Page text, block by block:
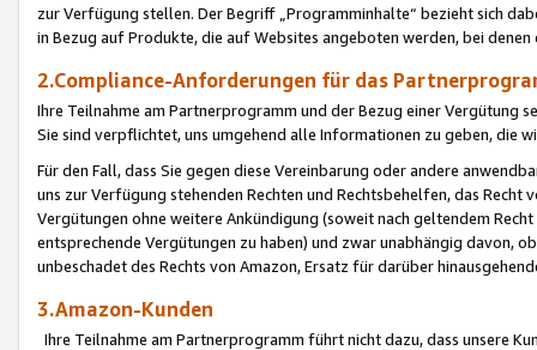
zur Verfügung stellen. Der Begriff „Programminhalte“ bezieht sich
in Bezug auf Produkte, die auf Websites angeboten werden, bei
2.Compliance-Anforderungen für das
Ihre Teilnahme am Partnerprogramm und der Bezug einer Vergütung
Sie sind verpflichtet, uns umgehend alle Informationen zu geben, die
Für den Fall, dass Sie gegen diese Vereinbarung oder andere
uns zur Verfügung stehenden Rechten und Rechtsbehelfen, das
Vergütungen ohne weitere Ankündigung (soweit nach geltendem
entsprechende Vergütungen zu haben) und zwar unabhängig davon,
unbeschadet des Rechts von Amazon, Ersatz für darüber
3.Amazon-Kunden
Ihre Teilnahme am Partnerprogramm führt nicht dazu, dass unsere